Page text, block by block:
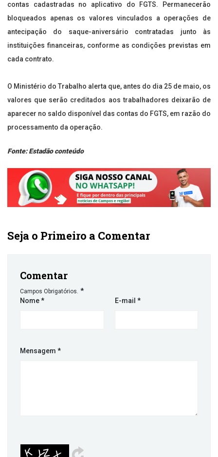
contas cadastradas no aplicativo do FGTS. Permanecerão
bloqueados apenas os valores vinculados a operações de
antecipação do saque-aniversário contratadas junto às
instituições financeiras, conforme as condições previstas em
cada contrato.
O Ministério do Trabalho alerta que, antes do dia 25 de maio, os
valores que serão creditados aos trabalhadores deixarão de
aparecer no saldo disponível das contas do FGTS, em razão do
processamento da operação.
Fonte: Estadão conteúdo
Seja o Primeiro a Comentar
Comentar
Campos Obrigatórios. *
Nome* E-mail *
Mensagem *